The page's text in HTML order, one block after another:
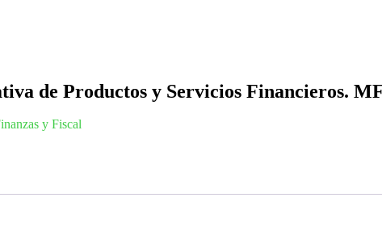
de Productos y Servicios Financieros.
y Fiscal